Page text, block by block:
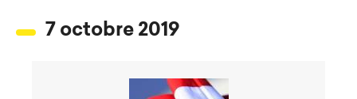
7 octobre 2019